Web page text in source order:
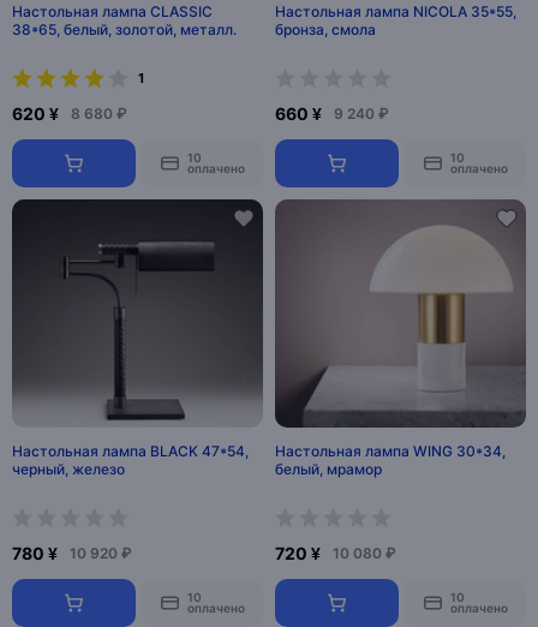
Настольная лампа CLASSIC
38*65, белый, золотой, металл.
1
620 ¥ 8 680 ₽
10
оплачено
Настольная лампа NICOLA 35*55,
бронза, смола
660 ¥ 9 240 ₽
10
оплачено
Настольная лампа BLACK 47*54,
черный, железо
780 ¥ 10 920 ₽
10
оплачено
Настольная лампа WING 30*34,
белый, мрамор
720 ¥ 10 080 ₽
10
оплачено